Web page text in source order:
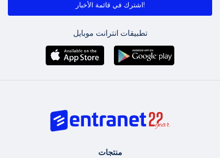
اشترك في قائمة الأخبار!
تطبيقات انترانت موبايل
منتجات